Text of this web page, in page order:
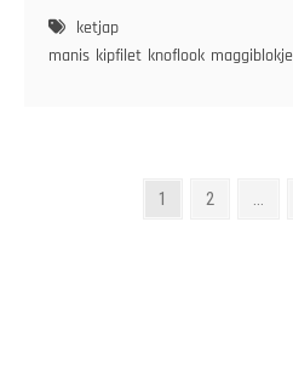
ketjap
manis kipfilet knoflook maggiblokje
Pagina
1 Pagina
2 …